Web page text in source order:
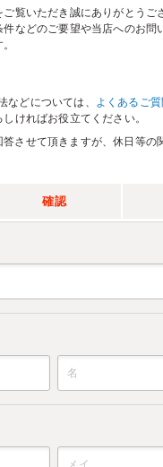
覧いただき誠にありがとうご
などのご要望や当店へのお問
などについては、 よくあるご
ければお役立てください。
させて頂きますが、休日等の
確認